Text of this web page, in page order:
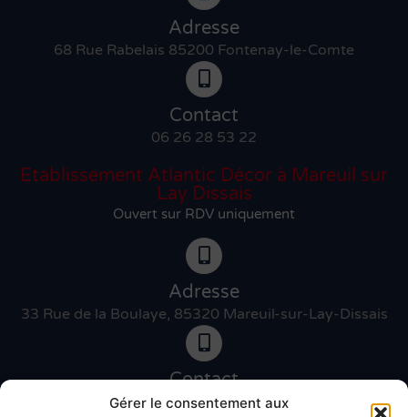
Gérer le consentement aux
Adresse
68 Rue Rabelais 85200 Fontenay-le-Comte
Contact
06 26 28 53 22
Etablissement Atlantic Décor à Mareuil sur
Lay Dissais
Ouvert sur RDV uniquement
Adresse
33 Rue de la Boulaye, 85320 Mareuil-sur-Lay-Dissais
Contact
06 46 27 89 83